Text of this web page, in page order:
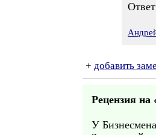
+ добавить
Рецензия на
У